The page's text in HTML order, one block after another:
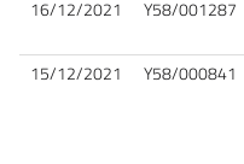
16/12/2021 Y58/001287
15/12/2021 Y58/000841